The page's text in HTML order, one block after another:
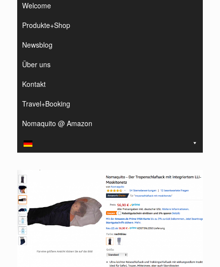
Welcome
Produkte+Shop
Newsblog
Über uns
Kontakt
Travel+Booking
Nomaquito @ Amazon